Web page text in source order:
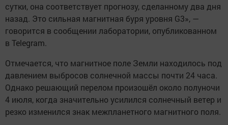
сутки, она соответствует прогнозу, сделанному два дня
назад. Это сильная магнитная буря уровня G3», —
говорится в сообщении лаборатории, опубликованном
в Telegram.
Отмечается, что магнитное поле Земли находилось под
давлением выбросов солнечной массы почти 24 часа.
Однако решающий перелом произошёл около полуночи
4 июля, когда значительно усилился солнечный ветер и
резко изменился знак межпланетного магнитного поля.